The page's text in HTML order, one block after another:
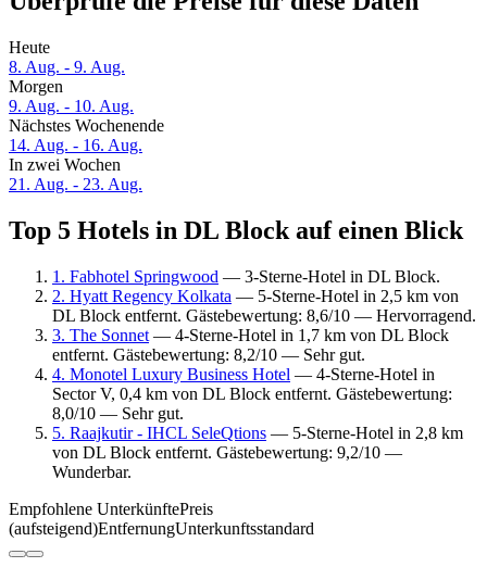
Heute
8. Aug. - 9. Aug.
Morgen
9. Aug. - 10. Aug.
Nächstes Wochenende
14. Aug. - 16. Aug.
In zwei Wochen
21. Aug. - 23. Aug.
Top 5 Hotels in DL Block auf einen Blick
1. Fabhotel Springwood — 3-Sterne-Hotel in DL Block.
2. Hyatt Regency Kolkata — 5-Sterne-Hotel in 2,5 km von
DL Block entfernt. Gästebewertung: 8,6/10 — Hervorragend.
3. The Sonnet — 4-Sterne-Hotel in 1,7 km von DL Block
entfernt. Gästebewertung: 8,2/10 — Sehr gut.
4. Monotel Luxury Business Hotel — 4-Sterne-Hotel in
Sector V, 0,4 km von DL Block entfernt. Gästebewertung:
8,0/10 — Sehr gut.
5. Raajkutir - IHCL SeleQtions — 5-Sterne-Hotel in 2,8 km
von DL Block entfernt. Gästebewertung: 9,2/10 —
Wunderbar.
Empfohlene UnterkünftePreis
(aufsteigend)EntfernungUnterkunftsstandard